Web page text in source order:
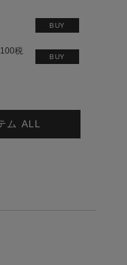
BUY
税
BUY
ム ALL